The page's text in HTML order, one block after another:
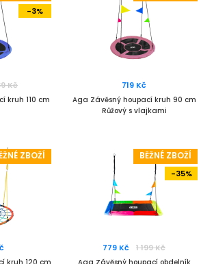
-3%
Kč
kruh 110 cm
719 Kč
Aga Závěsný houpací kruh 90 cm
Růžový s vlajkami
ZBOŽÍ
BĚŽNÉ ZBOŽÍ
-35%
779 Kč 1 199 Kč